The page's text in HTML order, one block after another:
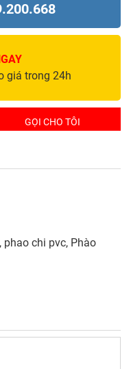
giá trong 24h
, phao chi pvc, Phào